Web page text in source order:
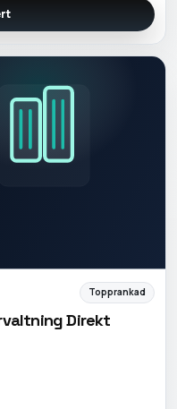
Topprankad
Direkt